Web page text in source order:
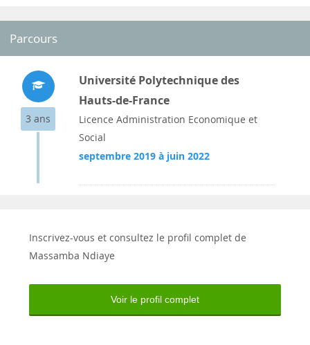
Parcours
3 ans
Université Polytechnique des
Hauts-de-France
Licence Administration Economique et
Social
septembre 2019 à juin 2022
Inscrivez-vous et consultez le profil complet de
Massamba Ndiaye
Voir le profil complet